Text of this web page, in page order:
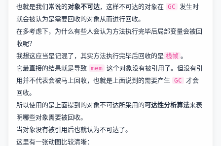
也就是我们常说的对象不可达，这样不可达的对象在 GC
发生时
就会被认为是需要回收的对象从而进行回收。
在多考虑下，为什么有些人会认为方法执行完毕后局部变量会被回
收呢？
我想这应当是记混了，其实方法执行完毕后回收的是 栈帧 。
它最直接的结果就是导致 mem 这个对象没有被引用了。但没有引
用并不代表会被马上回收，也就是上面说到的需要产生 GC 才会
回收。
所以使用的是上面提到的对象不可达所采用的可达性分析算法来表
明哪些对象需要被回收。
当对象没有被引用后也就认为不可达了。
这里有一张动图比较清晰：